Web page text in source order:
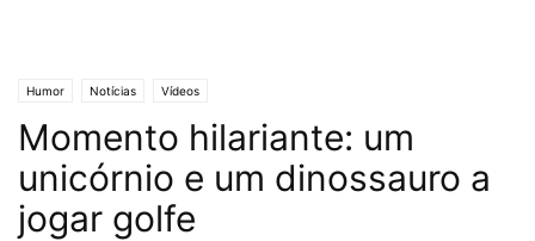
Humor Notícias Vídeos
Momento hilariante: um
unicórnio e um dinossauro a
jogar golfe